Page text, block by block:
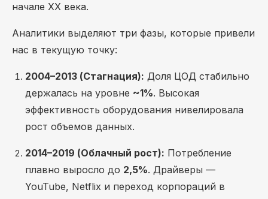
начале XX века.
Аналитики выделяют три фазы, которые привели
нас в текущую точку:
2004–2013 (Стагнация): Доля ЦОД стабильно
держалась на уровне ~1%. Высокая
эффективность оборудования нивелировала
рост объемов данных.
2014–2019 (Облачный рост): Потребление
плавно выросло до 2,5%. Драйверы —
YouTube, Netflix и переход корпораций в